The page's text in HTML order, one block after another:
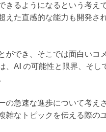
きるようになるという考え
えた直感的な能力も開発さ
ができ、そこでは面白いコ
AI の可能性と限界、そ
急速な進歩について考え
なトピックを伝える際の